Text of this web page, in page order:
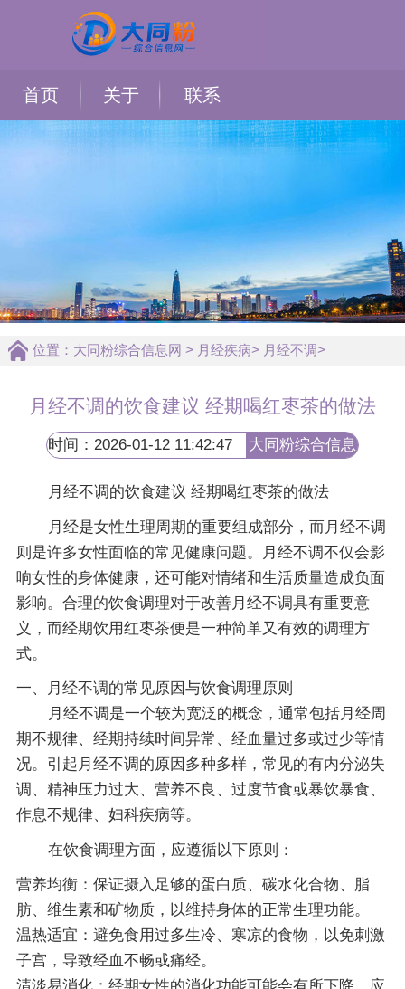
首页 关于 联系
位置： 大同粉综合信息网 > 月经疾病> 月经不调>
月经不调的饮食建议 经期喝红枣茶的做法
时间：2026-01-12 11:42:47
大同粉综合信息
月经不调的饮食建议 经期喝红枣茶的做法
月经是女性生理周期的重要组成部分，而月经不调
则是许多女性面临的常见健康问题。月经不调不仅会影
响女性的身体健康，还可能对情绪和生活质量造成负面
影响。合理的饮食调理对于改善月经不调具有重要意
义，而经期饮用红枣茶便是一种简单又有效的调理方
式。
一、月经不调的常见原因与饮食调理原则
月经不调是一个较为宽泛的概念，通常包括月经周
期不规律、经期持续时间异常、经血量过多或过少等情
况。引起月经不调的原因多种多样，常见的有内分泌失
调、精神压力过大、营养不良、过度节食或暴饮暴食、
作息不规律、妇科疾病等。
在饮食调理方面，应遵循以下原则：
营养均衡：保证摄入足够的蛋白质、碳水化合物、脂
肪、维生素和矿物质，以维持身体的正常生理功能。
温热适宜：避免食用过多生冷、寒凉的食物，以免刺激
子宫，导致经血不畅或痛经。